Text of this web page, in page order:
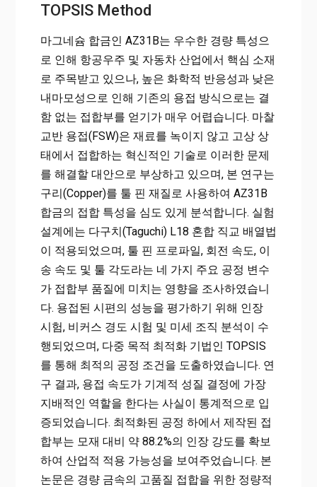
TOPSIS Method
마그네슘 합금인 AZ31B는 우수한 경량 특성으
로 인해 항공우주 및 자동차 산업에서 핵심 소재
로 주목받고 있으나, 높은 화학적 반응성과 낮은
내마모성으로 인해 기존의 용접 방식으로는 결
함 없는 접합부를 얻기가 매우 어렵습니다. 마찰
교반 용접(FSW)은 재료를 녹이지 않고 고상 상
태에서 접합하는 혁신적인 기술로 이러한 문제
를 해결할 대안으로 부상하고 있으며, 본 연구는
구리(Copper)를 툴 핀 재질로 사용하여 AZ31B
합금의 접합 특성을 심도 있게 분석합니다. 실험
설계에는 다구치(Taguchi) L18 혼합 직교 배열법
이 적용되었으며, 툴 핀 프로파일, 회전 속도, 이
송 속도 및 툴 각도라는 네 가지 주요 공정 변수
가 접합부 품질에 미치는 영향을 조사하였습니
다. 용접된 시편의 성능을 평가하기 위해 인장
시험, 비커스 경도 시험 및 미세 조직 분석이 수
행되었으며, 다중 목적 최적화 기법인 TOPSIS
를 통해 최적의 공정 조건을 도출하였습니다. 연
구 결과, 용접 속도가 기계적 성질 결정에 가장
지배적인 역할을 한다는 사실이 통계적으로 입
증되었습니다. 최적화된 공정 하에서 제작된 접
합부는 모재 대비 약 88.2%의 인장 강도를 확보
하여 산업적 적용 가능성을 보여주었습니다. 본
논문은 경량 금속의 고품질 접합을 위한 정량적